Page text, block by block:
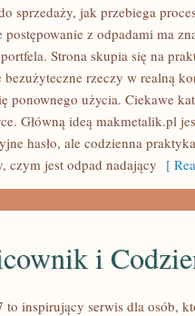
sprzedaży, jak przebiega
postępowanie z odpadami ma
Strona skupia się na
bezużyteczne rzeczy w realną
ponownego użycia. Ciekawe
Główną ideą makmetalik.pl
hasło, ale codzienna
czym jest odpad nadający [
i
to inspirujący serwis dla osób,